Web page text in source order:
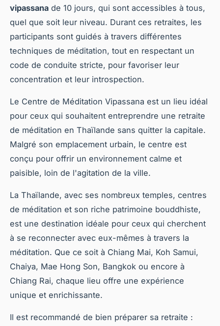
vipassana de 10 jours, qui sont accessibles à tous,
quel que soit leur niveau. Durant ces retraites, les
participants sont guidés à travers différentes
techniques de méditation, tout en respectant un
code de conduite stricte, pour favoriser leur
concentration et leur introspection.
Le Centre de Méditation Vipassana est un lieu idéal
pour ceux qui souhaitent entreprendre une retraite
de méditation en Thaïlande sans quitter la capitale.
Malgré son emplacement urbain, le centre est
conçu pour offrir un environnement calme et
paisible, loin de l'agitation de la ville.
La Thaïlande, avec ses nombreux temples, centres
de méditation et son riche patrimoine bouddhiste,
est une destination idéale pour ceux qui cherchent
à se reconnecter avec eux-mêmes à travers la
méditation. Que ce soit à Chiang Mai, Koh Samui,
Chaiya, Mae Hong Son, Bangkok ou encore à
Chiang Rai, chaque lieu offre une expérience
unique et enrichissante.
Il est recommandé de bien préparer sa retraite :